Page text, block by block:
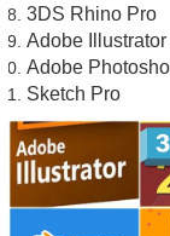
3DS Rhino Pro
Adobe Illustrator
Adobe
Sketch Pro